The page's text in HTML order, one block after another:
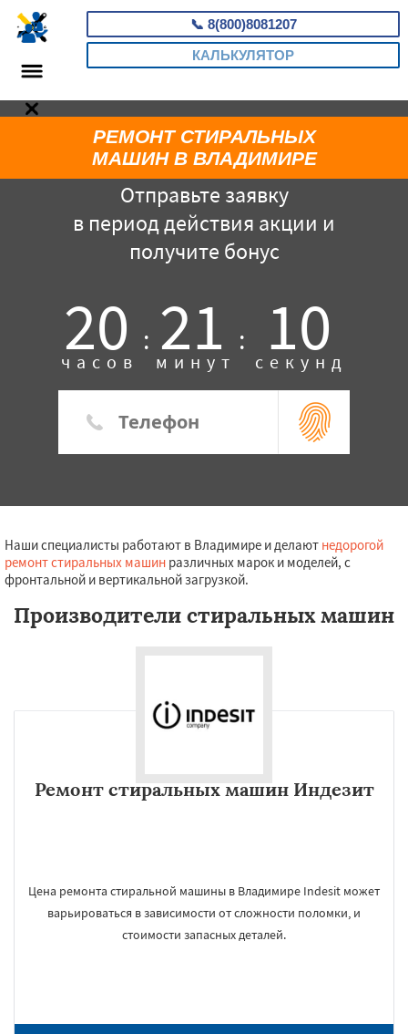
📞 8(800)8081207
КАЛЬКУЛЯТОР
Отправьте заявку
в период действия акции и
получите бонус
20 :
часов 21 :
минут 09
секунд
РЕМОНТ СТИРАЛЬНЫХ
МАШИН В ВЛАДИМИРЕ
Наши специалисты работают в Владимире и делают недорогой
ремонт стиральных машин различных марок и моделей, с
фронтальной и вертикальной загрузкой.
Производители стиральных машин
Ремонт стиральных машин Индезит
Цена ремонта стиральной машины в Владимире Indesit может
варьироваться в зависимости от сложности поломки, и
стоимости запасных деталей.